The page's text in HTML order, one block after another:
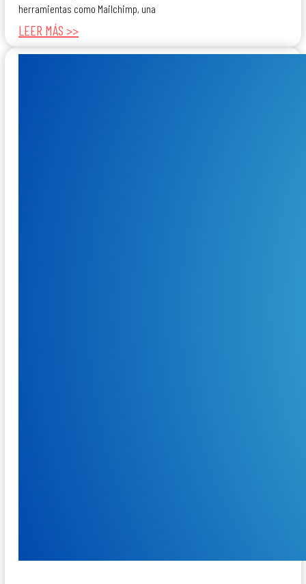
herramientas como Mailchimp, una
LEER MÁS >>